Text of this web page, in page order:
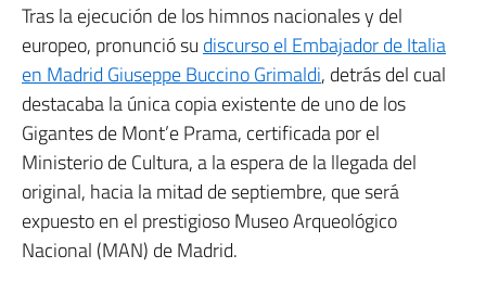
Tras la ejecución de los himnos nacionales y del
europeo, pronunció su discurso el Embajador de Italia
en Madrid Giuseppe Buccino Grimaldi, detrás del cual
destacaba la única copia existente de uno de los
Gigantes de Mont’e Prama, certificada por el
Ministerio de Cultura, a la espera de la llegada del
original, hacia la mitad de septiembre, que será
expuesto en el prestigioso Museo Arqueológico
Nacional (MAN) de Madrid.